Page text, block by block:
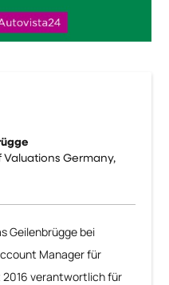
Valuations Germany,
Geilenbrügge bei
Manager für
verantwortlich für